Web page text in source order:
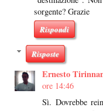
sorgente? Grazie
Rispondi
Risposte
Ernesto
ore 14:46
Sì. Dovrebbe